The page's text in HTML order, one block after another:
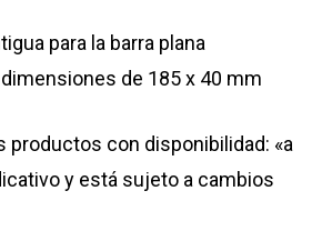
para la barra plana
de 185 x 40 mm
productos con disponibilidad: «a
y está sujeto a cambios